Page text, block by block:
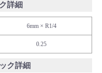
詳細
6mm × R1/4
0.25
ク詳細